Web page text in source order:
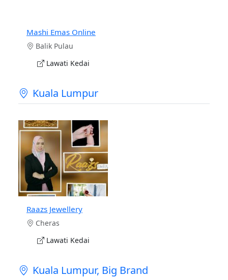
Mashi Emas Online
Balik Pulau
Lawati Kedai
Kuala Lumpur
Raazs Jewellery
Cheras
Lawati Kedai
Kuala Lumpur, Big Brand